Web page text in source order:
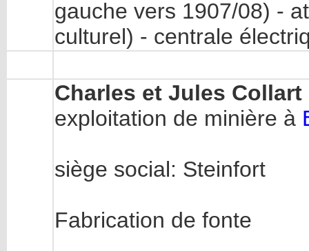
gauche vers 1907/08) -
culturel) - centrale
Charles et Jules
exploitation de minière à
siège social: Steinfort
Fabrication de fonte